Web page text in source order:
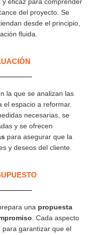
del proyecto. Se
desde el principio,
fluida.
la que se analizan las
el espacio a reformar.
necesarias, se
y se ofrecen
para asegurar que la
y deseos del cliente.
una propuesta
. Cada aspecto
garantizar que el